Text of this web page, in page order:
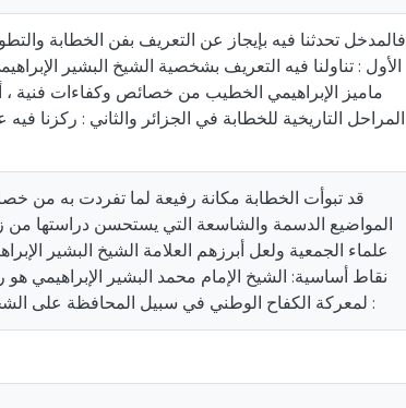
فالمدخل تحدثنا فيه بإيجاز عن التعريف بفن الخطابة
الأول : تناولنا فيه التعريف بشخصية الشيخ البشير
ماميز الإبراهيمي الخطيب من خصائص وكفاءات فنية ،
المراحل التاريخية للخطابة في الجزائر والثاني : ركزنا
قد تبوأت الخطابة مكانة رفيعة لما تفردت به من
المواضيع الدسمة والشاسعة التي يستحسن دراستها من
علماء الجمعية ولعل أبرزهم العلامة الشيخ البشير
نقاط أساسية: الشيخ الإمام محمد البشير
لمعركة الكفاح الوطني في سبيل المحافظة على الشخصية الجزائرية بكل مقوماتها : الدين ، اللغة ، الأخلاق واستحق أن يلقب ب :